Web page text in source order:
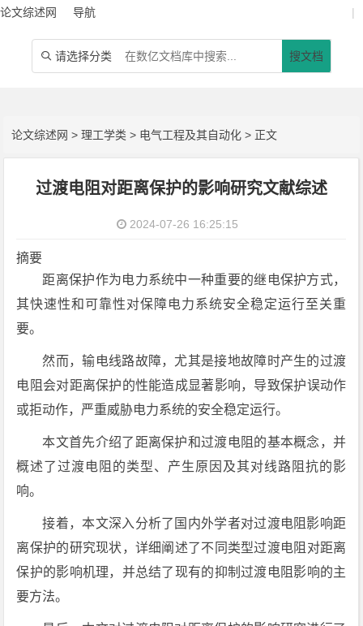
论文综述网 导航 |
 请选择分类 搜文档
论文综述网 >理工学类 > 电气工程及其自动化 > 正文
过渡电阻对距离保护的影响研究文献综述
2024-07-26 16:25:15
摘要
距离保护作为电力系统中一种重要的继电保护方式，
其快速性和可靠性对保障电力系统安全稳定运行至关重
要。
然而，输电线路故障，尤其是接地故障时产生的过渡
电阻会对距离保护的性能造成显著影响，导致保护误动作
或拒动作，严重威胁电力系统的安全稳定运行。
本文首先介绍了距离保护和过渡电阻的基本概念，并
概述了过渡电阻的类型、产生原因及其对线路阻抗的影
响。
接着，本文深入分析了国内外学者对过渡电阻影响距
离保护的研究现状，详细阐述了不同类型过渡电阻对距离
保护的影响机理，并总结了现有的抑制过渡电阻影响的主
要方法。